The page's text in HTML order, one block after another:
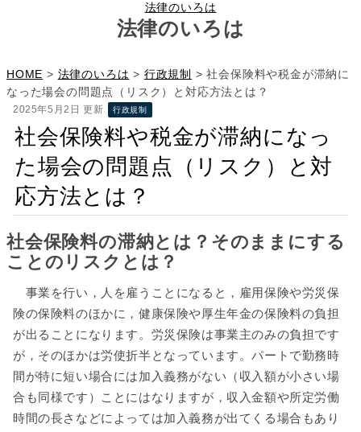
法律のいろは
法律のいろは
HOME > 法律のいろは > 行政規制 >社会保険料や税金が滞納に
なった場会の問題点（リスク）と対応方法とは？
2025年5月2日 更新 行政規制
社会保険料や税金が滞納になっ
た場会の問題点（リスク）と対
応方法とは？
社会保険料の滞納とは？そのままにする
ことのリスクとは？
事業を行い，人を雇うことになると，雇用保険や労災保
険の保険料のほかに，健康保険や厚生年金の保険料の負担
が出ることになります。労災保険は事業主のみの負担です
が，そのほかは労使折半となっています。パートで勤務時
間が特に短い場合には加入義務がない（収入額が小さい場
合も同様です）ことにはなりますが，収入金額や所定労働
時間の長さなどによっては加入義務が出てくる場合もあり